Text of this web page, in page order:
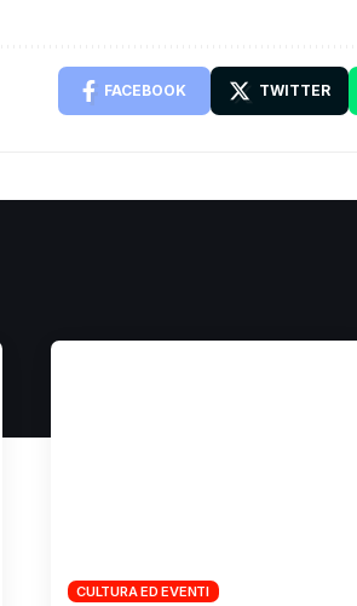
FACEBOOK TWITTER
CULTURA ED EVENTI